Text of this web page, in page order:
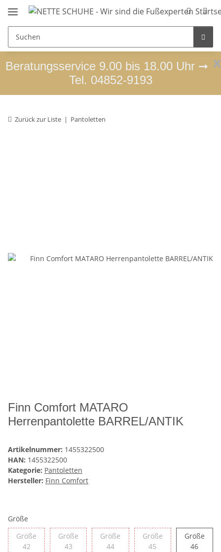
x
Beratungsservice 9.00 bis 18.00 Uhr ➞
Tel. 04852-9193
Zurück zur Liste Pantoletten
Finn Comfort MATARO
Herrenpantolette BARREL/ANTIK
Artikelnummer: 1455322500
HAN: 1455322500
Kategorie: Pantoletten
Hersteller: Finn Comfort
Größe
Größe
42Größe 42
Größe
43Größe 43
Größe
44Größe 44
Größe
45 Größe 45
Größe
46Größe